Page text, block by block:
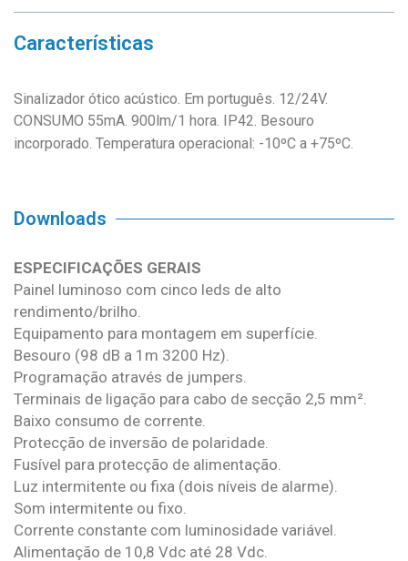
Características
Sinalizador ótico acústico. Em português. 12/24V.
CONSUMO 55mA. 900lm/1 hora. IP42. Besouro
incorporado. Temperatura operacional: -10ºC a +75ºC.
Downloads
ESPECIFICAÇÕES GERAIS
Painel luminoso com cinco leds de alto
rendimento/brilho.
Equipamento para montagem em superfície.
Besouro (98 dB a 1m 3200 Hz).
Programação através de jumpers.
Terminais de ligação para cabo de secção 2,5 mm².
Baixo consumo de corrente.
Protecção de inversão de polaridade.
Fusível para protecção de alimentação.
Luz intermitente ou fixa (dois níveis de alarme).
Som intermitente ou fixo.
Corrente constante com luminosidade variável.
Alimentação de 10,8 Vdc até 28 Vdc.